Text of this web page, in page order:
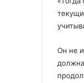
Он не